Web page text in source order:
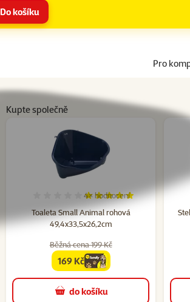
Do košíku
Pro
Kupte společně
Toaleta Small Animal rohová
49,4x33,5x26,2cm
Hodnocení 100%, počet
4× hodnocení
Běžná cena 199 Kč
familycena
169 Kč
do košíku